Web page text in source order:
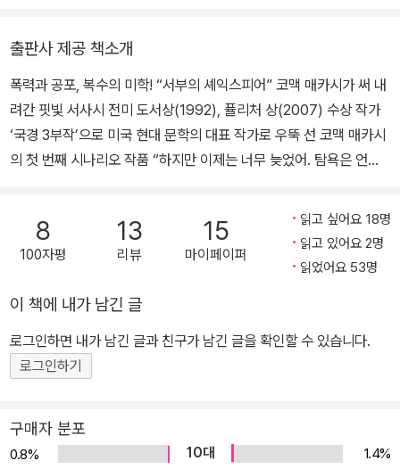
인을 위한 나라는 없다』를 코언 형제가 동명의 영화로 제작하며 아카
데미 4관왕, 골든 글로브 2관왕을 비롯한 놀라운 기록을 세웠다. 코
맥 매카시 최고의 작품이라고 평가받는 『로드』는 2007년 퓰리처상,
2006년 제임스 테이트 블랙 메모리얼 상을 수상했으며, 미국에서만
350만 부 이상 판매되는 성공을 거두었고 영화로도 제작되었다. 20
작가에게 수여되는 펜/솔벨로상을 받았다. 2022년 남매의 이야기를
다룬 연작 형식의 장편소설 『패신저』와 『스텔라 마리스』를 출간했다.
출판사 제공 책소개
폭력과 공포, 복수의 미학! “서부의 셰익스피어” 코맥 매카시가 써 내
려간 핏빛 서사시 전미 도서상(1992), 퓰리처 상(2007) 수상 작가
‘국경 3부작’으로 미국 현대 문학의 대표 작가로 우뚝 선 코맥 매카시
의 첫 번째 시나리오 작품 “하지만 이제는 너무 늦었어. 탐욕은 언제
작’을 통해 서부 장르 소설을 고급 문학으로 승격시켜 ‘서부의 셰익스
피어’라 불리는 코맥 매카시의 신작 『카운슬러』가 민음사 모던 클래
식 64번으로 출간되었다. 『모두 다 예쁜 말들』, 『국경을 넘어』, 『평원
문장으로 그려 냈던 매카시는 이번 작품에서도 멕시코 국경의 마약
전쟁, 살인, 강간 등 눈을 돌려 버리고 싶을 정도로 끔찍하고 비극적인
문제에 정면으로 마주하고 있다. 특히 『카운슬러』는 그의 첫 번째 시
나리오 작품이라는 점에서도 큰 주목을 받았다. 작품 구상 단계에서
품성을 인정받은 리들리 스콧 감독이 영화화하여 2013년 11월 14일
에 개봉된다. ■ 피의 보복으로 점철된 멕시코 마약 전쟁, 인간의 탐욕
8
100자평
13
리뷰
15
마이페이퍼
읽고 싶어요 18명
읽고 있어요 2명
읽었어요 53명
이 책에 내가 남긴 글
로그인하면 내가 남긴 글과 친구가 남긴 글을 확인할 수 있습니다.
로그인하기
구매자 분포
0.8% 10대 1.4%